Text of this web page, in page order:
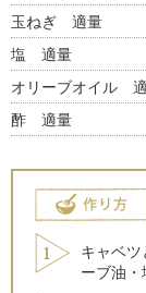
玉ねぎ 適量
塩 適量
オリーブオイル
酢 適量
キャベツ
ーブ油・